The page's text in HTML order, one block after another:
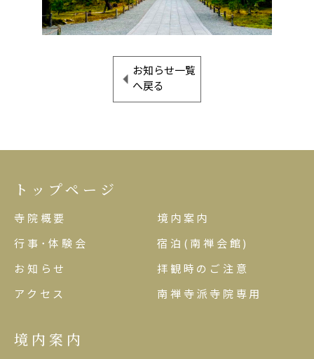
お知らせ一覧
へ戻る
トップページ
寺院概要
境内案内
行事･体験会
宿泊(南禅会館)
お知らせ
拝観時のご注意
アクセス
南禅寺派寺院専用
境内案内